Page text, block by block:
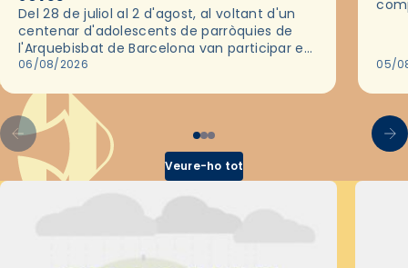
Del 28 de juliol al 2 d'agost, al voltant d'un
centenar d'adolescents de parròquies de
l'Arquebisbat de Barcelona van participar en
les convivències Be Apostle, organitzades
06/08/2026 05/
Veure-ho tot